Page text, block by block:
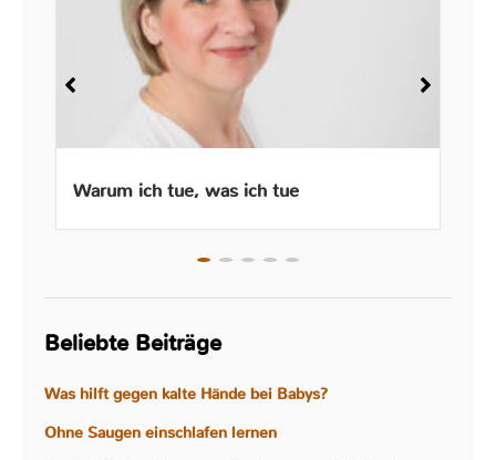
Warum ich tue, was ich tue
Beliebte Beiträge
Was hilft gegen kalte Hände bei Babys?
Ohne Saugen einschlafen lernen